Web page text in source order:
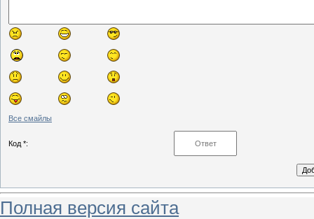
Все смайлы
Код *:
Полная версия сайта